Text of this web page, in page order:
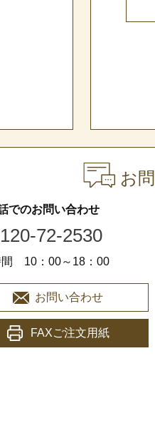
お
でのお問い合わせ
72-2530
間 10：00～18：00
お問い合わせ
FAXご注文用紙